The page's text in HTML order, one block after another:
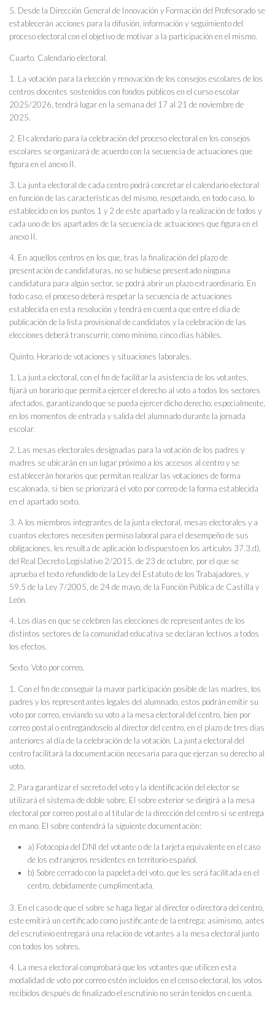
5. Desde la Dirección General de Innovación y Formación del Profesorado se
establecerán acciones para la difusión, información y seguimiento del
proceso electoral con el objetivo de motivar a la participación en el mismo.
Cuarto. Calendario electoral.
1. La votación para la elección y renovación de los consejos escolares de los
centros docentes sostenidos con fondos públicos en el curso escolar
2025/2026, tendrá lugar en la semana del 17 al 21 de noviembre de
2025.
2. El calendario para la celebración del proceso electoral en los consejos
escolares se organizará de acuerdo con la secuencia de actuaciones que
figura en el anexo II.
3. La junta electoral de cada centro podrá concretar el calendario electoral
en función de las características del mismo, respetando, en todo caso, lo
establecido en los puntos 1 y 2 de este apartado y la realización de todos y
cada uno de los apartados de la secuencia de actuaciones que figura en el
anexo II.
4. En aquellos centros en los que, tras la finalización del plazo de
presentación de candidaturas, no se hubiese presentado ninguna
candidatura para algún sector, se podrá abrir un plazo extraordinario. En
todo caso, el proceso deberá respetar la secuencia de actuaciones
establecida en esta resolución y tendrá en cuenta que entre el día de
publicación de la lista provisional de candidatos y la celebración de las
elecciones deberá transcurrir, como mínimo, cinco días hábiles.
Quinto. Horario de votaciones y situaciones laborales.
1. La junta electoral, con el fin de facilitar la asistencia de los votantes,
fijará un horario que permita ejercer el derecho al voto a todos los sectores
afectados, garantizando que se pueda ejercer dicho derecho, especialmente,
en los momentos de entrada y salida del alumnado durante la jornada
escolar.
2. Las mesas electorales designadas para la votación de los padres y
madres se ubicarán en un lugar próximo a los accesos al centro y se
establecerán horarios que permitan realizar las votaciones de forma
escalonada, si bien se priorizará el voto por correo de la forma establecida
en el apartado sexto.
3. A los miembros integrantes de la junta electoral, mesas electorales y a
cuantos electores necesiten permiso laboral para el desempeño de sus
obligaciones, les resulta de aplicación lo dispuesto en los artículos 37.3.d),
del Real Decreto Legislativo 2/2015, de 23 de octubre, por el que se
aprueba el texto refundido de la Ley del Estatuto de los Trabajadores, y
59.5 de la Ley 7/2005, de 24 de mayo, de la Función Pública de Castilla y
León.
4. Los días en que se celebren las elecciones de representantes de los
distintos sectores de la comunidad educativa se declaran lectivos a todos
los efectos.
Sexto. Voto por correo.
1. Con el fin de conseguir la mayor participación posible de las madres, los
padres y los representantes legales del alumnado, estos podrán emitir su
voto por correo, enviando su voto a la mesa electoral del centro, bien por
correo postal o entregándoselo al director del centro, en el plazo de tres días
anteriores al día de la celebración de la votación. La junta electoral del
centro facilitará la documentación necesaria para que ejerzan su derecho al
voto.
2. Para garantizar el secreto del voto y la identificación del elector se
utilizará el sistema de doble sobre. El sobre exterior se dirigirá a la mesa
electoral por correo postal o al titular de la dirección del centro si se entrega
en mano. El sobre contendrá la siguiente documentación:
a) Fotocopia del DNI del votante o de la tarjeta equivalente en el caso
de los extranjeros residentes en territorio español.
b) Sobre cerrado con la papeleta del voto, que les será facilitada en el
centro, debidamente cumplimentada.
3. En el caso de que el sobre se haga llegar al director o directora del centro,
este emitirá un certificado como justificante de la entrega; asimismo, antes
del escrutinio entregará una relación de votantes a la mesa electoral junto
con todos los sobres.
4. La mesa electoral comprobará que los votantes que utilicen esta
modalidad de voto por correo estén incluidos en el censo electoral, los votos
recibidos después de finalizado el escrutinio no serán tenidos en cuenta.